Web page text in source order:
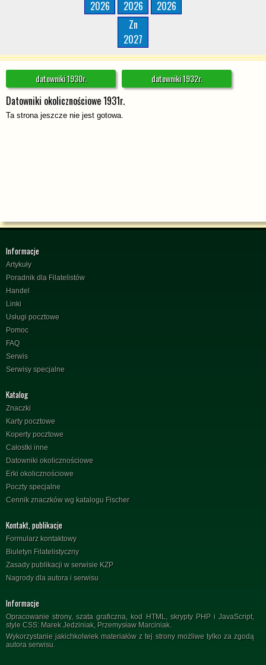
2026
2026
2026
Zn
2027
datowniki 1930r. datowniki 1932r.
Datowniki okolicznościowe 1931r.
Ta strona jeszcze nie jest gotowa.
Informacje
Artykuły
Poradnik dla Filatelistów
Handel
Linki
Usługi pocztowe
Pomoc
FAQ
Serwis
Serwisy specjalne
Katalog
Znaczki
Karty pocztowe
Koperty pocztowe
Całostki inne
Datowniki okolicznościowe
Erki okolicznościowe
Poczty specjalne
Cennik znaczków wg katalogu Fischer
Kontakt, publikacje
Formularz kontaktowy
Biuletyn Filatelistyczny
Zasady publikacji w serwisie KZP
Nagrody dla autora i serwisu
Informacje
Opracowanie strony, szata graficzna, kod HTML, skrypty PHP i JavaScript,
style CSS: Marek Jedziniak, Przemysław Marciniak.
Wykorzystanie jakichkolwiek materiałów z tej strony możliwe tylko za zgodą
autora serwisu.